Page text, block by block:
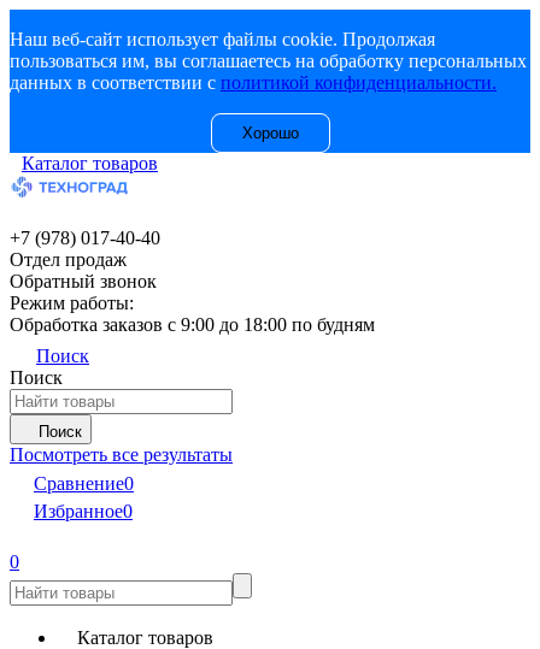
Наш веб-сайт использует файлы cookie. Продолжая
пользоваться им, вы соглашаетесь на обработку персональных
данных в соответствии с политикой конфиденциальности.
Хорошо
Каталог товаров
+7 (978) 017-40-40
Отдел продаж
Обратный звонок
Режим работы:
Обработка заказов с 9:00 до 18:00 по будням
Поиск
Поиск
Поиск
Посмотреть все результаты
Сравнение0
Избранное0
0
Каталог товаров